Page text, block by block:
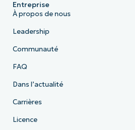
Entreprise
À propos de nous
Leadership
Communauté
FAQ
Dans l’actualité
Carrières
Licence